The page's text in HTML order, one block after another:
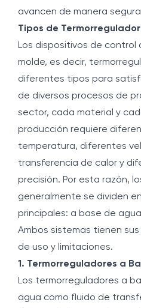
avancen de manera
Tipos de
Los dispositivos de
molde, es decir,
diferentes tipos para
de diversos procesos de
sector, cada material y
producción requiere
temperatura, diferentes
transferencia de calor y
precisión. Por esta razón,
generalmente se dividen
principales: a base de
Ambos sistemas tienen
de uso y limitaciones.
1. Termorreguladores a
Los termorreguladores a
agua como fluido de